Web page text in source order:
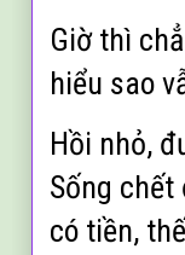
Giờ thì
hiểu sao
Hồi nhỏ,
Sống
có tiền,